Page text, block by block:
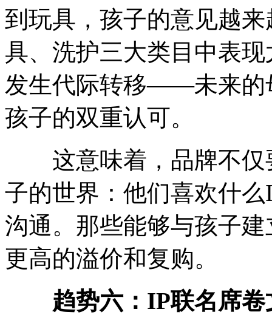
到玩具，孩子的意见越
具、洗护三大类目中表
发生代际转移——未来的
孩子的双重认可。
这意味着，品牌不仅
子的世界：他们喜欢什
沟通。那些能够与孩子
更高的溢价和复购。
趋势六：IP联名席